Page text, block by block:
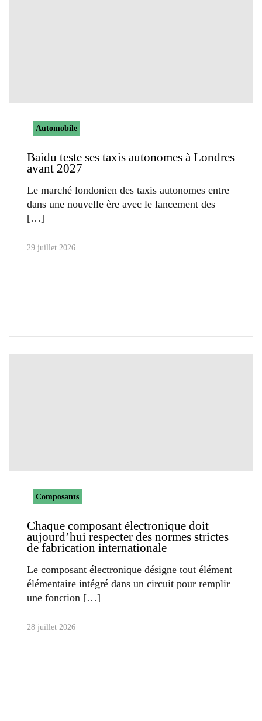
Automobile
Baidu teste ses taxis autonomes à Londres
avant 2027
Le marché londonien des taxis autonomes entre
dans une nouvelle ère avec le lancement des
29 juillet 2026
Composants
Chaque composant électronique doit
aujourd’hui respecter des normes strictes
de fabrication internationale
Le composant électronique désigne tout élément
élémentaire intégré dans un circuit pour remplir
une fonction
28 juillet 2026